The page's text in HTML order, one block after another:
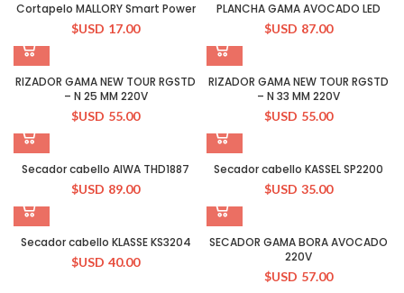
Cortapelo MALLORY Smart Power
$USD 17.00
PLANCHA GAMA AVOCADO LED
$USD 87.00
RIZADOR GAMA NEW TOUR RGSTD
– N 25 MM 220V
$USD 55.00
RIZADOR GAMA NEW TOUR RGSTD
– N 33 MM 220V
$USD 55.00
Secador cabello AIWA THD1887
$USD 89.00
Secador cabello KASSEL SP2200
$USD 35.00
Secador cabello KLASSE KS3204
$USD 40.00
SECADOR GAMA BORA AVOCADO
220V
$USD 57.00